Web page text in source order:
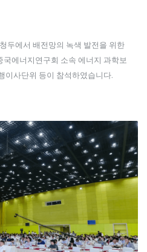
두에서 배전망의 녹색 발전을 위한
에너지연구회 소속 에너지 과학보
이사단위 등이 참석하였습니다.